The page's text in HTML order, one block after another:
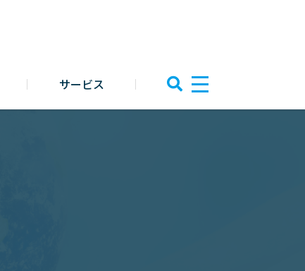
サービス